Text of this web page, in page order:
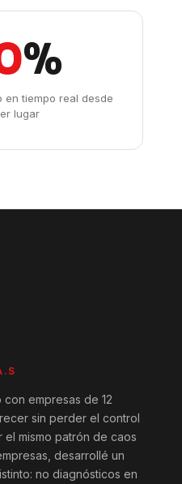
%
en tiempo real desde
lugar
con empresas de 12
sin perder el control
mismo patrón de caos
desarrollé un
no diagnósticos en